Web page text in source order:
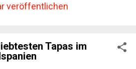
mich noch genau an einen
mir ein dumpfer
Zwei Männer spielten
veröffentlichen
Tapas im